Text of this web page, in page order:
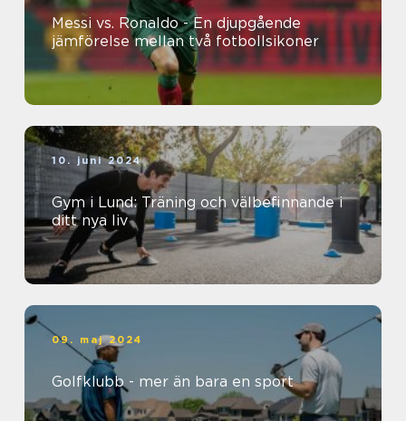
Messi vs. Ronaldo - En djupgående
jämförelse mellan två fotbollsikoner
10. juni 2024
Gym i Lund: Träning och välbefinnande i
ditt nya liv
09. maj 2024
Golfklubb - mer än bara en sport